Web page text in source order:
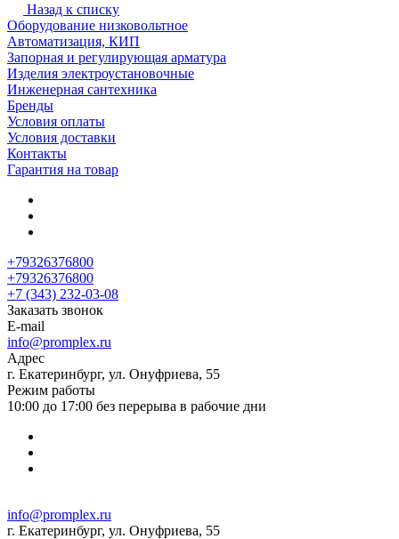
Назад к списку
Оборудование низковольтное
Автоматизация, КИП
Запорная и регулирующая арматура
Изделия электроустановочные
Инженерная сантехника
Бренды
Условия оплаты
Условия доставки
Контакты
Гарантия на товар
+79326376800
+79326376800
+7 (343) 232-03-08
Заказать звонок
E-mail
info@promplex.ru
Адрес
г. Екатеринбург, ул. Онуфриева, 55
Режим работы
10:00 до 17:00 без перерыва в рабочие дни
info@promplex.ru
г. Екатеринбург, ул. Онуфриева, 55